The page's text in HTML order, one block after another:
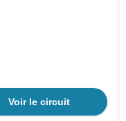
Voir le circuit